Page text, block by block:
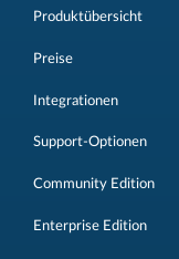
Produktübersicht
Preise
Integrationen
Support-Optionen
Community Edition
Enterprise Edition